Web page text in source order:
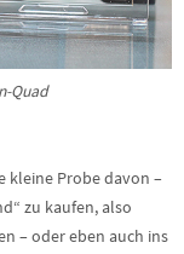
Quad
kleine Probe davon –
zu kaufen, also
– oder eben auch ins